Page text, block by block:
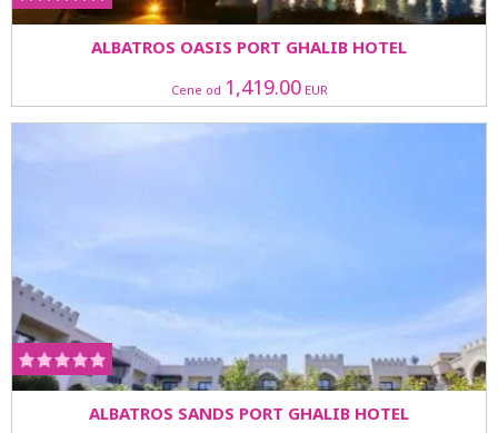
ALBATROS OASIS PORT GHALIB HOTEL
Cene od 1,419.00EUR
ALBATROS SANDS PORT GHALIB HOTEL